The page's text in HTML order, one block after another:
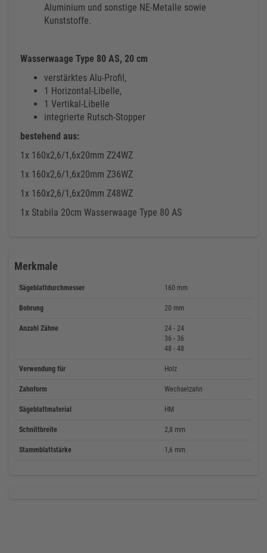
Aluminium und sonstige NE-Metalle sowie
Kunststoffe.
Wasserwaage Type 80 AS, 20 cm
verstärktes Alu-Profil,
1 Horizontal-Libelle,
1 Vertikal-Libelle
integrierte Rutsch-Stopper
bestehend aus:
1x 160x2,6/1,6x20mm Z24WZ
1x 160x2,6/1,6x20mm Z36WZ
1x 160x2,6/1,6x20mm Z48WZ
1x Stabila 20cm Wasserwaage Type 80 AS
Merkmale
Sägeblattdurchmesser 160 mm
Bohrung 20 mm
Anzahl Zähne
24 - 24
36 - 36
48 - 48
Verwendung für Holz
Zahnform Wechselzahn
Sägeblattmaterial HM
Schnittbreite 2,8 mm
Stammblattstärke 1,6 mm